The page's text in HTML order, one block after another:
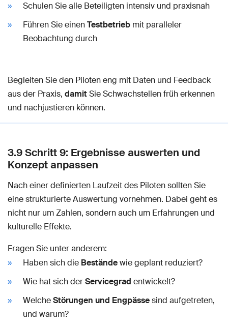
Schulen Sie alle Beteiligten intensiv und praxisnah
Führen Sie einenTestbetrieb mit paralleler
Beobachtung durch
Begleiten Sie den Piloten eng mit Daten und Feedback
aus der Praxis, damitSie Schwachstellen früh erkennen
und nachjustieren können.
3.9 Schritt 9: Ergebnisse auswerten und
Konzept anpassen
Nach einer definierten Laufzeit des Piloten sollten Sie
eine strukturierte Auswertung vornehmen. Dabei geht es
nicht nur um Zahlen, sondern auch um Erfahrungen und
kulturelle Effekte.
Fragen Sie unter anderem:
Haben sich die Beständewie geplant reduziert?
Wie hat sich derServicegrad entwickelt?
WelcheStörungen und Engpässesind aufgetreten,
und warum?